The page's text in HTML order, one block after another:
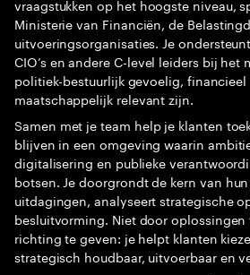
vraagstukken op het hoogste niveau,
Ministerie van Financiën, de
uitvoeringsorganisaties. Je
CIO’s en andere C-level leiders bij het
politiek-bestuurlijk gevoelig,
maatschappelijk relevant zijn.
Samen met je team help je klanten
blijven in een omgeving waarin
digitalisering en publieke
botsen. Je doorgrondt de kern van
uitdagingen, analyseert strategische
besluitvorming. Niet door
richting te geven: je helpt klanten
strategisch houdbaar, uitvoerbaar en